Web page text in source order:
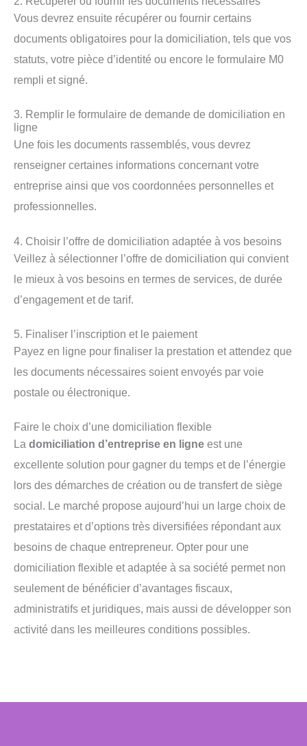
Vous devrez ensuite récupérer ou fournir certains
documents obligatoires pour la domiciliation, tels que vos
statuts, votre pièce d’identité ou encore le formulaire M0
rempli et signé.
3. Remplir le formulaire de demande de domiciliation en
ligne
Une fois les documents rassemblés, vous devrez
renseigner certaines informations concernant votre
entreprise ainsi que vos coordonnées personnelles et
professionnelles.
4. Choisir l’offre de domiciliation adaptée à vos besoins
Veillez à sélectionner l’offre de domiciliation qui convient
le mieux à vos besoins en termes de services, de durée
d’engagement et de tarif.
5. Finaliser l’inscription et le paiement
Payez en ligne pour finaliser la prestation et attendez que
les documents nécessaires soient envoyés par voie
postale ou électronique.
Faire le choix d’une domiciliation flexible
La domiciliation d’entreprise en ligne est une
excellente solution pour gagner du temps et de l’énergie
lors des démarches de création ou de transfert de siège
social. Le marché propose aujourd’hui un large choix de
prestataires et d’options très diversifiées répondant aux
besoins de chaque entrepreneur. Opter pour une
domiciliation flexible et adaptée à sa société permet non
seulement de bénéficier d’avantages fiscaux,
administratifs et juridiques, mais aussi de développer son
activité dans les meilleures conditions possibles.